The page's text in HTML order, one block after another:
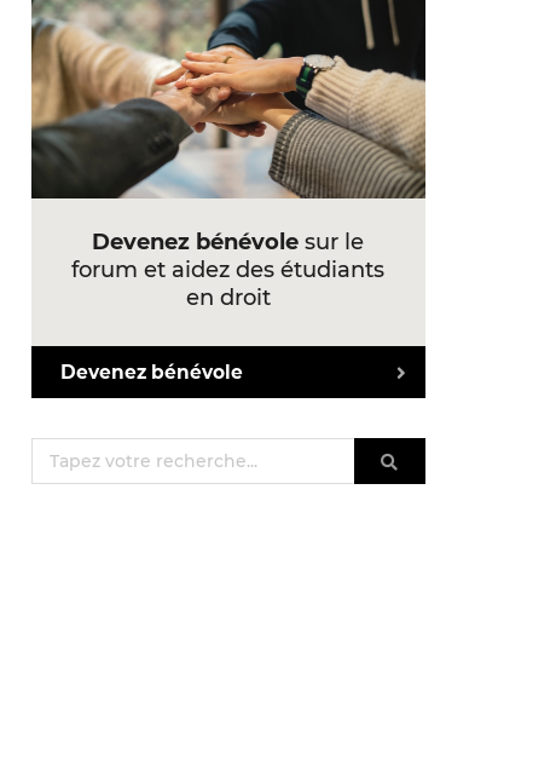
Devenez bénévole sur le
forum et aidez des étudiants
en droit
Devenez bénévole